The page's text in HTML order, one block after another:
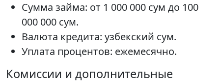
Сумма займа: от 1 000 000 сум до 100
000 000 сум.
Валюта кредита: узбекский сум.
Уплата процентов: ежемесячно.
Комиссии и дополнительные